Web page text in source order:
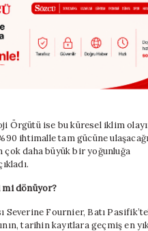
Örgütü ise bu küresel iklim
ihtimalle tam gücüne
çok daha büyük bir yoğunluğa
mi dönüyor?
Severine Fournier, Batı
tarihin kayıtlara geçmiş en